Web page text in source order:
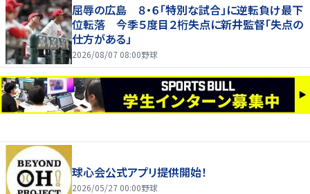
屈辱の広島 ８・６「特別な試合」に逆転負け最下
位転落 今季５度目２桁失点に新井監督「失点の
仕方がある」
2026/08/07 08:00野球
球心会公式アプリ提供開始！
2026/05/27 00:00野球